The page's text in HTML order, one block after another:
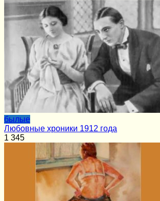
былые
Любовные хроники 1912 года
1 345